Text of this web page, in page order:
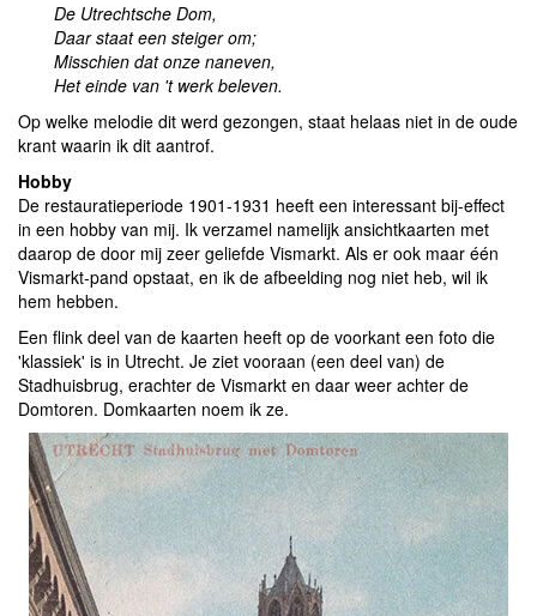
De Utrechtsche Dom,
Daar staat een steiger om;
Misschien dat onze naneven,
Het einde van 't werk beleven.
Op welke melodie dit werd gezongen, staat helaas niet in de oude
krant waarin ik dit aantrof.
Hobby
De restauratieperiode 1901-1931 heeft een interessant bij-effect
in een hobby van mij. Ik verzamel namelijk ansichtkaarten met
daarop de door mij zeer geliefde Vismarkt. Als er ook maar één
Vismarkt-pand opstaat, en ik de afbeelding nog niet heb, wil ik
hem hebben.
Een flink deel van de kaarten heeft op de voorkant een foto die
'klassiek' is in Utrecht. Je ziet vooraan (een deel van) de
Stadhuisbrug, erachter de Vismarkt en daar weer achter de
Domtoren. Domkaarten noem ik ze.